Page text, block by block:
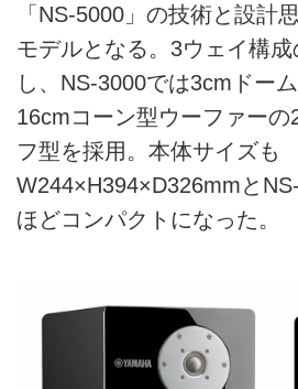
「NS-5000」の技術と設計
モデルとなる。3ウェイ構
し、NS-3000では3cmドー
16cmコーン型ウーファーの
フ型を採用。本体サイズも
W244×H394×D326mmと
ほどコンパクトになった。